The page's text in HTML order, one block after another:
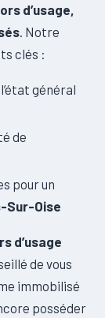
d’usage,
. Notre
clés :
général
de
pour un
Sur-Oise
d’usage
de vous
immobilisé
posséder